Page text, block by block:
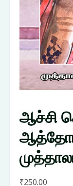
ஆச்சி
₹250.00